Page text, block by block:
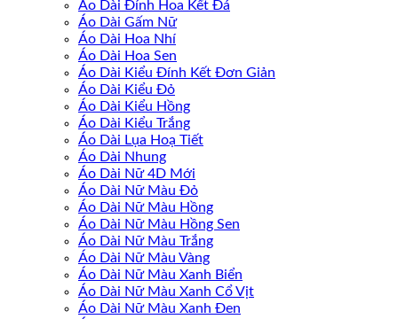
Áo Dài Đính Hoa Kết Đá
Áo Dài Gấm Nữ
Áo Dài Hoa Nhí
Áo Dài Hoa Sen
Áo Dài Kiểu Đính Kết Đơn Giản
Áo Dài Kiểu Đỏ
Áo Dài Kiểu Hồng
Áo Dài Kiểu Trắng
Áo Dài Lụa Hoạ Tiết
Áo Dài Nhung
Áo Dài Nữ 4D Mới
Áo Dài Nữ Màu Đỏ
Áo Dài Nữ Màu Hồng
Áo Dài Nữ Màu Hồng Sen
Áo Dài Nữ Màu Trắng
Áo Dài Nữ Màu Vàng
Áo Dài Nữ Màu Xanh Biển
Áo Dài Nữ Màu Xanh Cổ Vịt
Áo Dài Nữ Màu Xanh Đen